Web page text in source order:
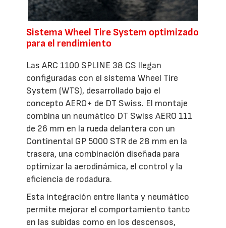
Sistema Wheel Tire System optimizado
para el rendimiento
Las ARC 1100 SPLINE 38 CS llegan
configuradas con el sistema Wheel Tire
System (WTS), desarrollado bajo el
concepto AERO+ de DT Swiss. El montaje
combina un neumático DT Swiss AERO 111
de 26 mm en la rueda delantera con un
Continental GP 5000 STR de 28 mm en la
trasera, una combinación diseñada para
optimizar la aerodinámica, el control y la
eficiencia de rodadura.
Esta integración entre llanta y neumático
permite mejorar el comportamiento tanto
en las subidas como en los descensos,